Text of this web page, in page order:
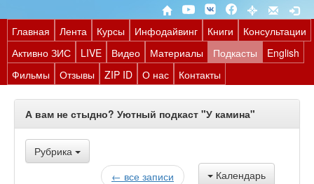
Главная Лента Курсы Инфодайвинг Книги
Консультации
Активно ЗИС
LIVE Видео Материалы Подкасты
English
Фильмы
Отзывы ZIP ID О нас Контакты
А вам не стыдно? Уютный подкаст "У камина"
Рубрика
Календарь
← все записи